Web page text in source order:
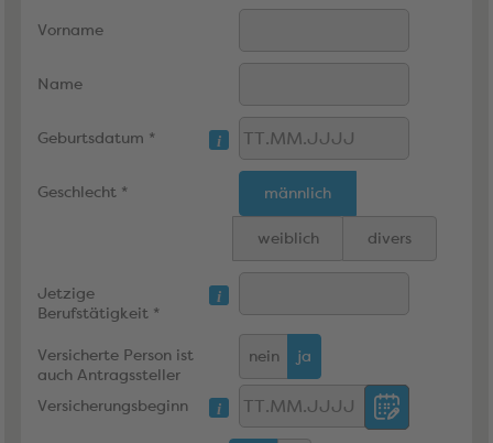
Vorname
Name
Geburtsdatum *
Geschlecht * männlich
weiblich divers
Jetzige
Berufstätigkeit *
Versicherte Person ist
auch Antragssteller
nein ja
Versicherungsbeginn